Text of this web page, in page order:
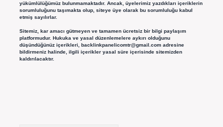
yükümlülüğümüz bulunmamaktadır. Ancak, üyelerimiz yazdıkları içeriklerin
sorumluluğunu taşımakta olup, siteye üye olarak bu sorumluluğu kabul
etmiş sayılırlar.
Sitemiz, kar amacı gütmeyen ve tamamen ücretsiz bir bilgi paylaşım
platformudur. Hukuka ve yasal düzenlemelere aykırı olduğunu
düşündüğünüz içerikleri, backlinkpanelicomtr@gmail.comadresine
bildirmeniz halinde, ilgili içerikler yasal süre içerisinde sitemizden
kaldırılacaktır.